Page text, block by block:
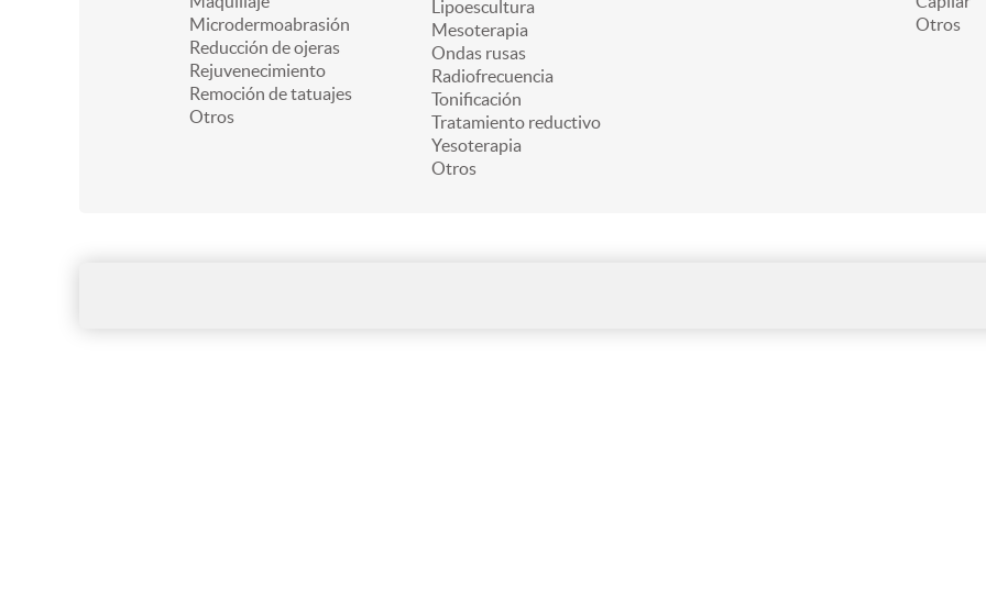
Microdermoabrasión
Reducción de ojeras
Rejuvenecimiento
Remoción de tatuajes
Otros
Lipoescultura
Mesoterapia
Ondas rusas
Radiofrecuencia
Tonificación
Tratamiento reductivo
Yesoterapia
Otros
Otros